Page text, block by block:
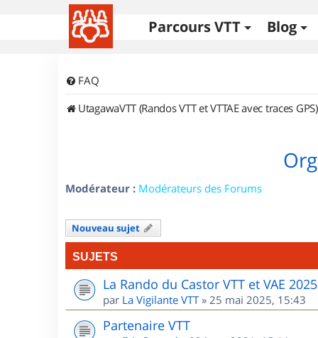
Parcours VTT Blog
FAQ
UtagawaVTT (Randos VTT et VTTAE avec traces GPS)
Modérateur : Modérateurs des Forums
Nouveau sujet
SUJETS
La Rando du Castor VTT et VAE 2025
par La Vigilante VTT» 25 mai 2025, 15:43
Partenaire VTT